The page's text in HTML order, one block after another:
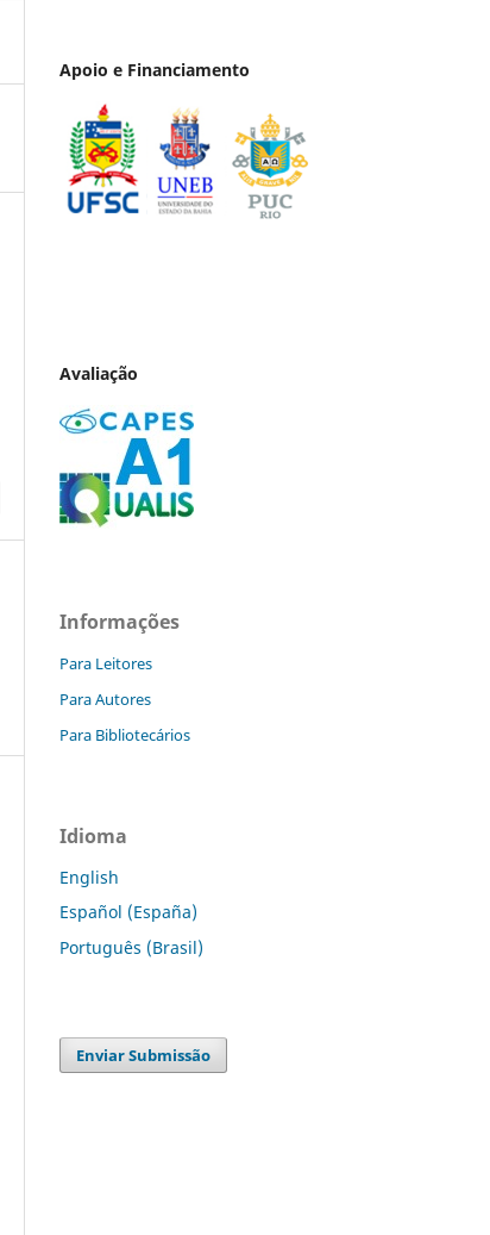
Apoio e Financiamento
Avaliação
Informações
Para Leitores
Para Autores
Para Bibliotecários
Idioma
English
Español (España)
Português (Brasil)
Enviar Submissão